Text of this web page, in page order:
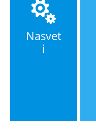
Nasvet
i